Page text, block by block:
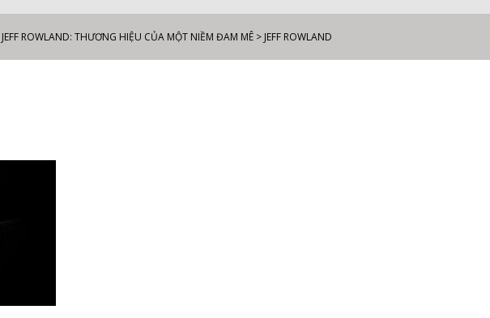
JEFF ROWLAND: THƯƠNG HIỆU CỦA MỘT NIỀM ĐAM MÊ > JEFF ROWLAND